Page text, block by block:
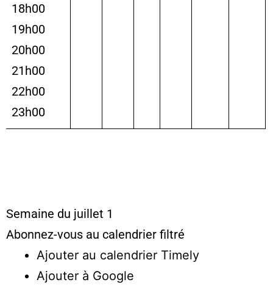
18h00
19h00
20h00
21h00
22h00
23h00
Semaine du juillet 1
Abonnez-vous au calendrier filtré
Ajouter au calendrier Timely
Ajouter à Google